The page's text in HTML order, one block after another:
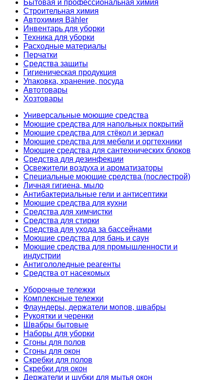
Бытовая и профессиональная химия
Строительная химия
Автохимия Bähler
Инвентарь для уборки
Техника для уборки
Расходные материалы
Перчатки
Средства защиты
Гигиеническая продукция
Упаковка, хранение, посуда
Автотовары
Хозтовары
Универсальные моющие средства
Моющие средства для напольных покрытий
Моющие средства для стёкол и зеркал
Моющие средства для мебели и оргтехники
Моющие средства для сантехнических блоков
Средства для дезинфекции
Освежители воздуха и ароматизаторы
Специальные моющие средства (послестрой)
Личная гигиена, мыло
Антибактериальные гели и антисептики
Моющие средства для кухни
Средства для химчистки
Средства для стирки
Средства для ухода за бассейнами
Моющие средства для бань и саун
Моющие средства для промышленности и
индустрии
Антигололедные реагенты
Средства от насекомых
Уборочные тележки
Комплексные тележки
Флаундеры, держатели мопов, швабры
Рукоятки и черенки
Швабры бытовые
Наборы для уборки
Сгоны для полов
Сгоны для окон
Скребки для полов
Скребки для окон
Держатели и шубки для мытья окон